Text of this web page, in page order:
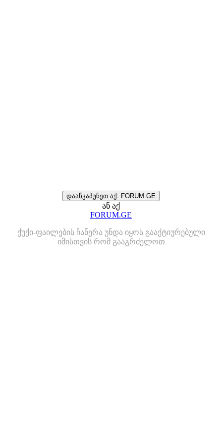
დააწკაპუნეთ აქ: FORUM.GE
ან აქ
FORUM.GE
ქუქი-ფაილების ჩაწერა უნდა იყოს გააქტიურებული
იმისთვის რომ გააგრძელოთ